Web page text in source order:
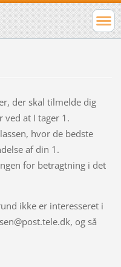
der skal tilmelde dig
ved at I tager 1.
hvor de bedste
af din 1.
for betragtning i det
ikke er interesseret i
og så